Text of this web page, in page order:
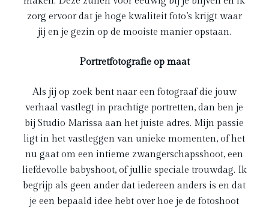
zorg ervoor dat je hoge kwaliteit foto’s krijgt waar
jij en je gezin op de mooiste manier opstaan.
Portretfotografie op maat
Als jij op zoek bent naar een fotograaf die jouw
verhaal vastlegt in prachtige portretten, dan ben je
bij Studio Marissa aan het juiste adres. Mijn passie
ligt in het vastleggen van unieke momenten, of het
nu gaat om een intieme zwangerschapsshoot, een
liefdevolle babyshoot, of jullie speciale trouwdag. Ik
begrijp als geen ander dat iedereen anders is en dat
je een bepaald idee hebt over hoe je de fotoshoot